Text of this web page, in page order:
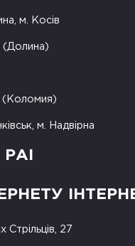
м. Косів
(Долина)
(Коломия)
м. Надвірна
Стрільців, 27